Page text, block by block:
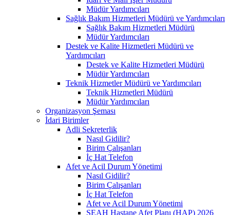
Müdür Yardımcıları
Sağlık Bakım Hizmetleri Müdürü ve Yardımcıları
Sağlık Bakım Hizmetleri Müdürü
Müdür Yardımcıları
Destek ve Kalite Hizmetleri Müdürü ve
Yardımcıları
Destek ve Kalite Hizmetleri Müdürü
Müdür Yardımcıları
Teknik Hizmetler Müdürü ve Yardımcıları
Teknik Hizmetleri Müdürü
Müdür Yardımcıları
Organizasyon Şeması
İdari Birimler
Adli Sekreterlik
Nasıl Gidilir?
Birim Çalışanları
İç Hat Telefon
Afet ve Acil Durum Yönetimi
Nasıl Gidilir?
Birim Çalışanları
İç Hat Telefon
Afet ve Acil Durum Yönetimi
SEAH Hastane Afet Planı (HAP) 2026